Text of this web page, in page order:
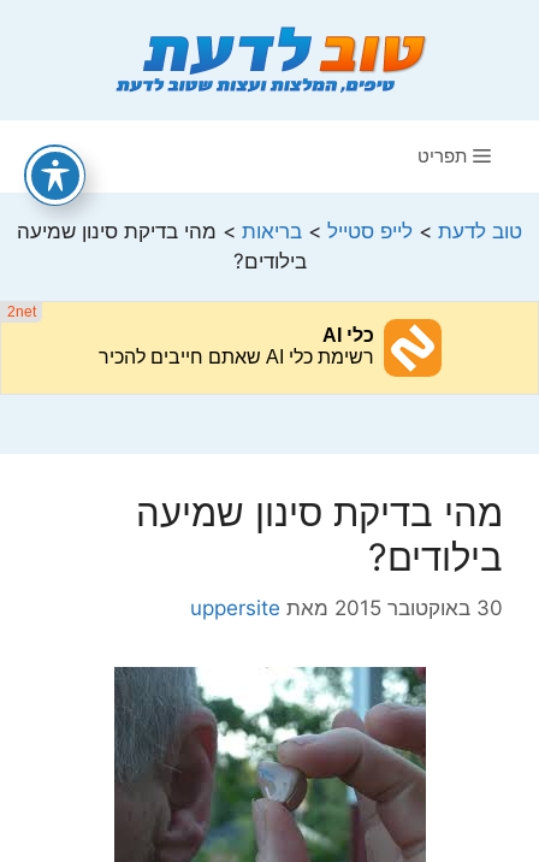
תפריט
טוב לדעת > לייפ סטייל > בריאות > מהי בדיקת סינון שמיעה
בילודים?
מהי בדיקת סינון שמיעה
בילודים?
30 באוקטובר 2015 מאת uppersite